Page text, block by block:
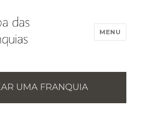
MENU
UMA FRANQUIA